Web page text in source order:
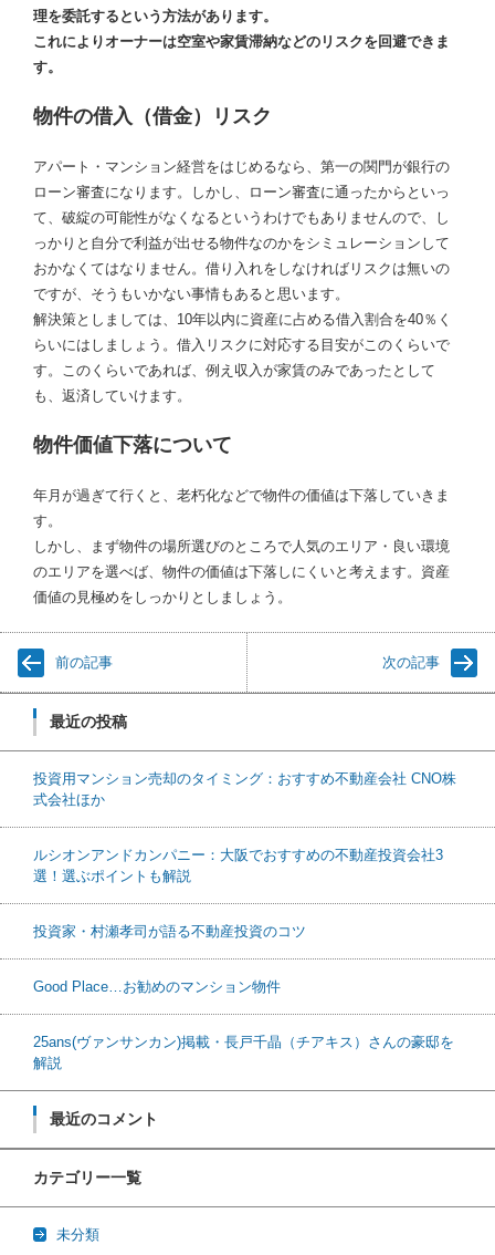
理を委託するという方法があります。
これによりオーナーは空室や家賃滞納などのリスクを回避できま
す。
物件の借入（借金）リスク
アパート・マンション経営をはじめるなら、第一の関門が銀行の
ローン審査になります。しかし、ローン審査に通ったからといっ
て、破綻の可能性がなくなるというわけでもありませんので、し
っかりと自分で利益が出せる物件なのかをシミュレーションして
おかなくてはなりません。借り入れをしなければリスクは無いの
ですが、そうもいかない事情もあると思います。
解決策としましては、10年以内に資産に占める借入割合を40％く
らいにはしましょう。借入リスクに対応する目安がこのくらいで
す。このくらいであれば、例え収入が家賃のみであったとして
も、返済していけます。
物件価値下落について
年月が過ぎて行くと、老朽化などで物件の価値は下落していきま
す。
しかし、まず物件の場所選びのところで人気のエリア・良い環境
のエリアを選べば、物件の価値は下落しにくいと考えます。資産
価値の見極めをしっかりとしましょう。
前の記事 次の記事
最近の投稿
投資用マンション売却のタイミング：おすすめ不動産会社 CNO株
式会社ほか
ルシオンアンドカンパニー：大阪でおすすめの不動産投資会社3
選！選ぶポイントも解説
投資家・村瀬孝司が語る不動産投資のコツ
Good Place…お勧めのマンション物件
25ans(ヴァンサンカン)掲載・長戸千晶（チアキス）さんの豪邸を
解説
最近のコメント
カテゴリー一覧
未分類